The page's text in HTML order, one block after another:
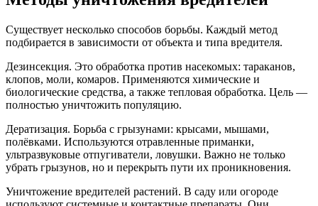
Существует несколько способов борьбы. Каждый метод
подбирается в зависимости от объекта и типа вредителя.
Дезинсекция. Это обработка против насекомых: тараканов,
клопов, моли, комаров. Применяются химические и
биологические средства, а также тепловая обработка. Цель —
полностью уничтожить популяцию.
Дератизация. Борьба с грызунами: крысами, мышами,
полёвками. Используются отравленные приманки,
ультразвуковые отпугиватели, ловушки. Важно не только
убрать грызунов, но и перекрыть пути их проникновения.
Уничтожение вредителей растений. В саду или огороде